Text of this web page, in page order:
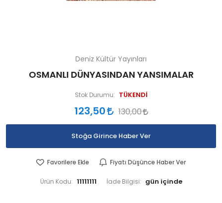
Deniz Kültür Yayınları
OSMANLI DÜNYASINDAN YANSIMALAR
Stok Durumu: TÜKENDİ
123,50 130,00
Stoğa Girince Haber Ver
Favorilere Ekle Fiyatı Düşünce Haber Ver
Ürün Kodu: 11111111 İade Bilgisi: